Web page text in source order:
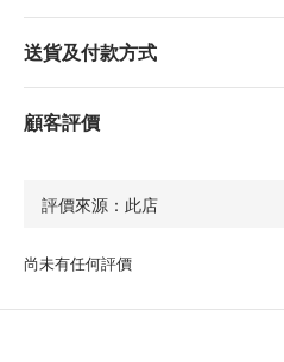
送貨及付款方式
顧客評價
尚未有任何評價